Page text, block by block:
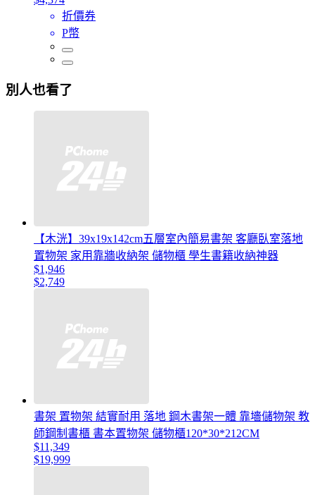
折價券
P幣
別人也看了
【木洸】39x19x142cm五層室內簡易書架 客廳臥室落地
置物架 家用靠牆收納架 儲物櫃 學生書籍收納神器
$1,946
$2,749
書架 置物架 結實耐用 落地 鋼木書架一體 靠墻儲物架 教
師鋼制書櫃 書本置物架 儲物櫃120*30*212CM
$11,349
$19,999